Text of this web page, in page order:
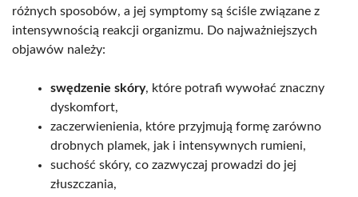
różnych sposobów, a jej symptomy są ściśle związane z
intensywnością reakcji organizmu. Do najważniejszych
objawów należy:
swędzenie skóry, które potrafi wywołać znaczny
dyskomfort,
zaczerwienienia, które przyjmują formę zarówno
drobnych plamek, jak i intensywnych rumieni,
suchość skóry, co zazwyczaj prowadzi do jej
złuszczania,